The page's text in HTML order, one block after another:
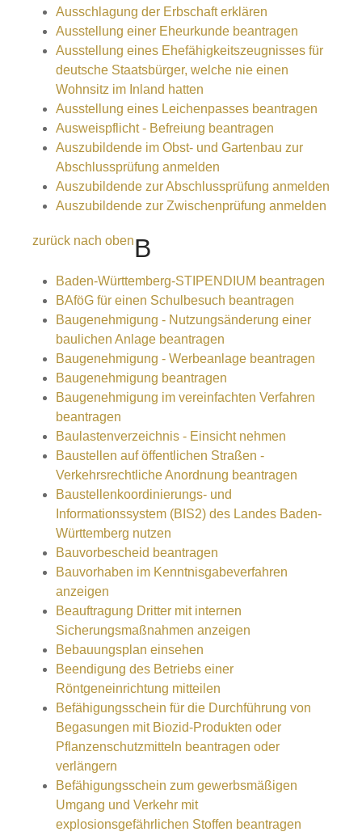
Ausschlagung der Erbschaft erklären
Ausstellung einer Eheurkunde beantragen
Ausstellung eines Ehefähigkeitszeugnisses für
deutsche Staatsbürger, welche nie einen
Wohnsitz im Inland hatten
Ausstellung eines Leichenpasses beantragen
Ausweispflicht - Befreiung beantragen
Auszubildende im Obst- und Gartenbau zur
Abschlussprüfung anmelden
Auszubildende zur Abschlussprüfung anmelden
Auszubildende zur Zwischenprüfung anmelden
zurück nach obenB
Baden-Württemberg-STIPENDIUM beantragen
BAföG für einen Schulbesuch beantragen
Baugenehmigung - Nutzungsänderung einer
baulichen Anlage beantragen
Baugenehmigung - Werbeanlage beantragen
Baugenehmigung beantragen
Baugenehmigung im vereinfachten Verfahren
beantragen
Baulastenverzeichnis - Einsicht nehmen
Baustellen auf öffentlichen Straßen -
Verkehrsrechtliche Anordnung beantragen
Baustellenkoordinierungs- und
Informationssystem (BIS2) des Landes Baden-
Württemberg nutzen
Bauvorbescheid beantragen
Bauvorhaben im Kenntnisgabeverfahren
anzeigen
Beauftragung Dritter mit internen
Sicherungsmaßnahmen anzeigen
Bebauungsplan einsehen
Beendigung des Betriebs einer
Röntgeneinrichtung mitteilen
Befähigungsschein für die Durchführung von
Begasungen mit Biozid-Produkten oder
Pflanzenschutzmitteln beantragen oder
verlängern
Befähigungsschein zum gewerbsmäßigen
Umgang und Verkehr mit
explosionsgefährlichen Stoffen beantragen